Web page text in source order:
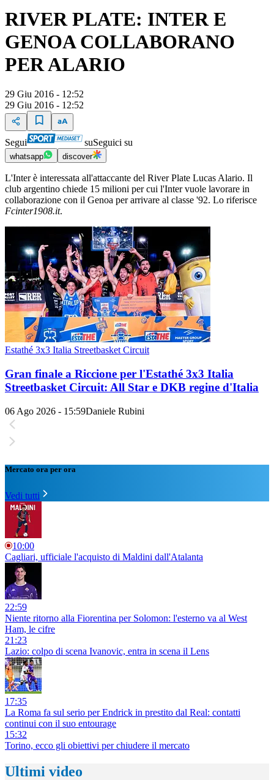
RIVER PLATE: INTER E
GENOA COLLABORANO
PER ALARIO
29 Giu 2016 - 12:52
29 Giu 2016 - 12:52
Segui suSeguici su
whatsapp discover
L'Inter è interessata all'attaccante del River Plate Lucas Alario. Il
club argentino chiede 15 milioni per cui l'Inter vuole lavorare in
collaborazione con il Genoa per arrivare al classe '92. Lo riferisce
Fcinter1908.it.
Estathé 3x3 Italia Streetbasket Circuit
Gran finale a Riccione per l'Estathé 3x3 Italia
Streetbasket Circuit: All Star e DKB regine d'Italia
06 Ago 2026 - 15:59Daniele Rubini
Mercato ora per ora
Vedi tutti
10:00
Cagliari, ufficiale l'acquisto di Maldini dall'Atalanta
22:59
Niente ritorno alla Fiorentina per Solomon: l'esterno va al West
Ham, le cifre
21:23
Lazio: colpo di scena Ivanovic, entra in scena il Lens
17:35
La Roma fa sul serio per Endrick in prestito dal Real: contatti
continui con il suo entourage
15:32
Torino, ecco gli obiettivi per chiudere il mercato
Ultimi video